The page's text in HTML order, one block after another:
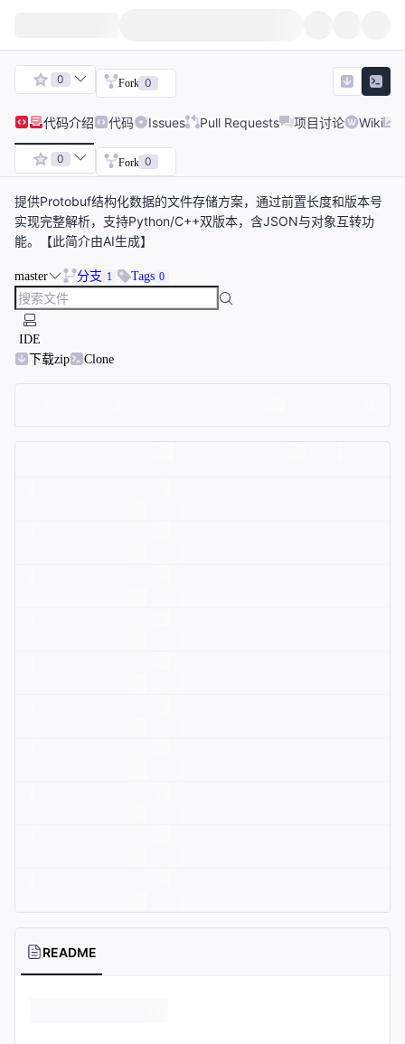
0 Fork 0
代码介绍 代码 Issues Pull Requests 项目讨论 Wiki
0 Fork 0
提供Protobuf结构化数据的文件存储方案，通过前置长度和版本号
实现完整解析，支持Python/C++双版本，含JSON与对象互转功
能。【此简介由AI生成】
master 分支 1 Tags 0
IDE
下载zip
Clone
README